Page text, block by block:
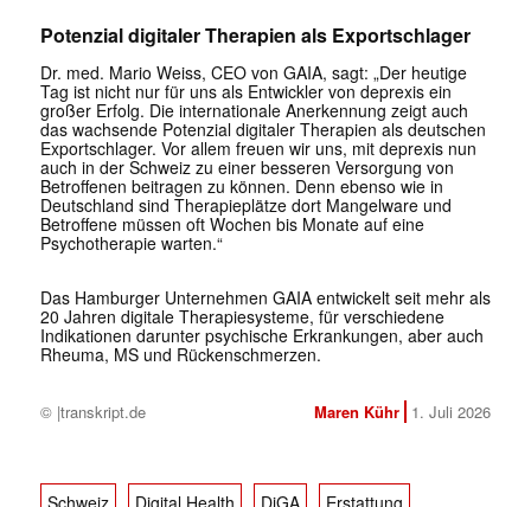
Potenzial digitaler Therapien als Exportschlager
Dr. med. Mario Weiss, CEO von GAIA, sagt: „Der heutige
Tag ist nicht nur für uns als Entwickler von deprexis ein
großer Erfolg. Die internationale Anerkennung zeigt auch
das wachsende Potenzial digitaler Therapien als deutschen
Exportschlager. Vor allem freuen wir uns, mit deprexis nun
auch in der Schweiz zu einer besseren Versorgung von
Betroffenen beitragen zu können. Denn ebenso wie in
Deutschland sind Therapieplätze dort Mangelware und
Betroffene müssen oft Wochen bis Monate auf eine
Psychotherapie warten.“
Das Hamburger Unternehmen GAIA entwickelt seit mehr als
20 Jahren digitale Therapiesysteme, für verschiedene
Indikationen darunter psychische Erkrankungen, aber auch
Rheuma, MS und Rückenschmerzen.
© |transkript.de Maren Kühr 1. Juli 2026